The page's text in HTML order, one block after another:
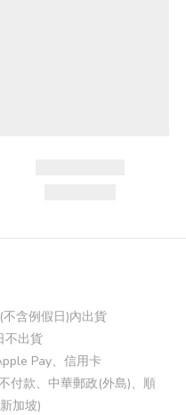
含例假日)內出貨
不出貨
Pay、信用卡
付款、中華郵政(外島)、順
加坡)